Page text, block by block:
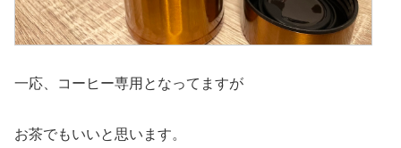
一応、コーヒー専用となってますが
お茶でもいいと思います。